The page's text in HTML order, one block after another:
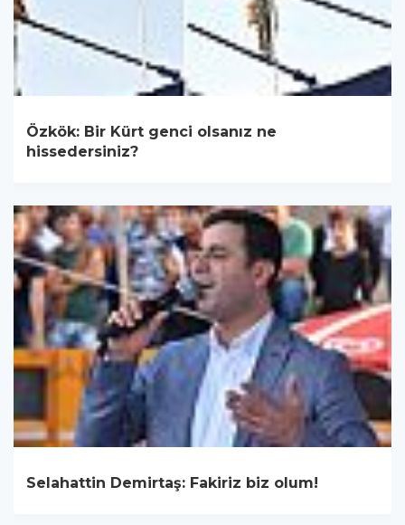
Özkök: Bir Kürt genci olsanız ne
hissedersiniz?
Selahattin Demirtaş: Fakiriz biz olum!